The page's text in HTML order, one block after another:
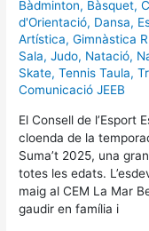
Bàdminton, Bàsquet,
d'Orientació, Dansa,
Artística,Gimnàstica
Sala,Judo, Natació,
Skate,Tennis Taula,
Comunicació JEEB
El Consell de l’Esport
cloenda de la
Suma’t 2025, una
totes les edats.
maig al CEM La Mar
gaudir en família i